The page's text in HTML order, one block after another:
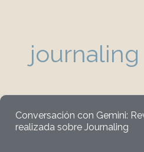
journaling
Conversación con Gemini:
realizada sobre Journaling